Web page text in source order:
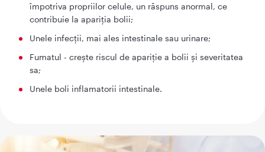
împotriva propriilor celule, un răspuns anormal, ce
contribuie la apariția bolii;
Unele infecții, mai ales intestinale sau urinare;
Fumatul - crește riscul de apariție a bolii și severitatea
sa;
Unele boli inflamatorii intestinale.